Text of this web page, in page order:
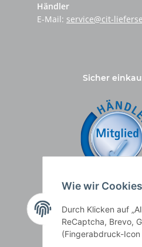
Händler
E-Mail: service@cit-
Sicher
Wie wir
Durch Klicken auf
ReCaptcha, Brevo,
(Fingerabdruck-